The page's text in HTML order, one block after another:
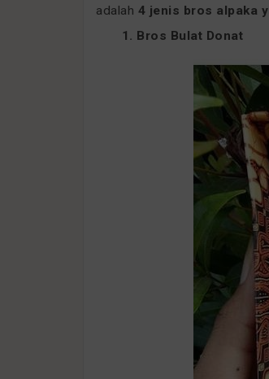
adalah 4 jenis bros alpaka
1. Bros Bulat Donat